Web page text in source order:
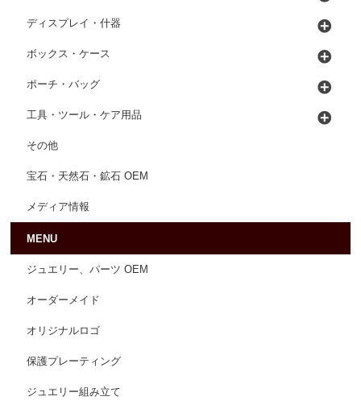
ディスプレイ・什器
ボックス・ケース
ポーチ・バッグ
工具・ツール・ケア用品
その他
宝石・天然石・鉱石 OEM
メディア情報
MENU
ジュエリー、パーツ OEM
オーダーメイド
オリジナルロゴ
保護プレーティング
ジュエリー組み立て